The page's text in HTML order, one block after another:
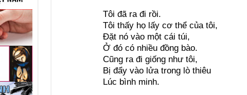
Tôi đã ra đi rồi.
Tôi thấy họ lấy cơ thể của tôi,
Đặt nó vào một cái túi,
Ở đó có nhiều đồng bào.
Cũng ra đi giống như tôi,
Bị đẩy vào lửa trong lò thiêu
Lúc bình minh.